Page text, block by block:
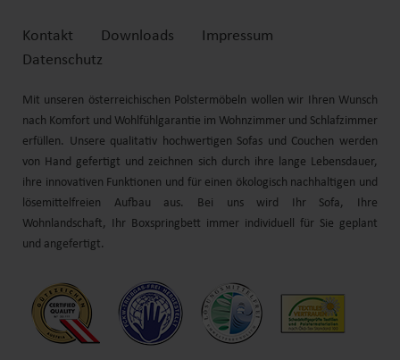
Kontakt Downloads
Impressum
Datenschutz
Mit unseren österreichischen Polstermöbeln wollen wir Ihren Wunsch
nach Komfort und Wohlfühlgarantie im Wohnzimmer und Schlafzimmer
erfüllen. Unsere qualitativ hochwertigen Sofas und Couchen werden
von Hand gefertigt und zeichnen sich durch ihre lange Lebensdauer,
ihre innovativen Funktionen und für einen ökologisch nachhaltigen und
lösemittelfreien Aufbau aus. Bei uns wird Ihr Sofa, Ihre
Wohnlandschaft, Ihr Boxspringbett immer individuell für Sie geplant
und angefertigt.